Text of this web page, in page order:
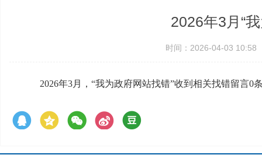
2026年3月“
时间：2026-04-03
2026年3月，“我为政府网站找错”收到相关找错留言0